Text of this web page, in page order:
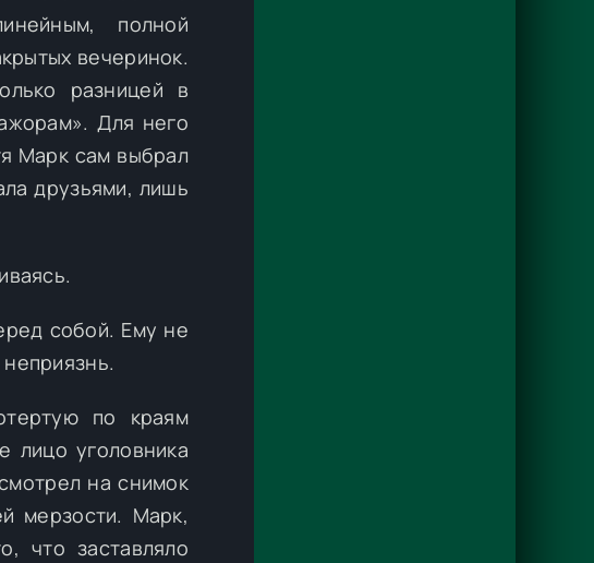
полной
вечеринок.
разницей в
Для него
Марк сам выбрал
друзьями, лишь
собой. Ему не
по краям
лицо уголовника
на снимок
мерзости. Марк,
что заставляло